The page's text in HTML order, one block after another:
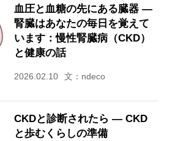
血圧と血糖の先にある臓器 ―
腎臓はあなたの毎日を覚えて
います：慢性腎臓病（CKD）
と健康の話
2026.02.10 文：ndeco
CKDと診断されたら ― CKD
と歩むくらしの準備